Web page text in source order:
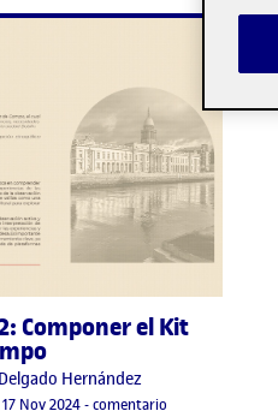
Componer el Kit
por Hernández
Fecha de publicación
17 Nov 202417 noviembre, 2024 2:40 am
-comentario